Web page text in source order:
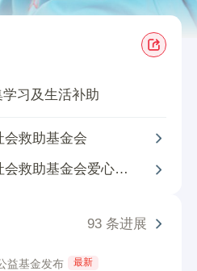
前
习及生活补助
会救助基金会
会救助基金会爱心衣
93 条进展
益基金发布 最新